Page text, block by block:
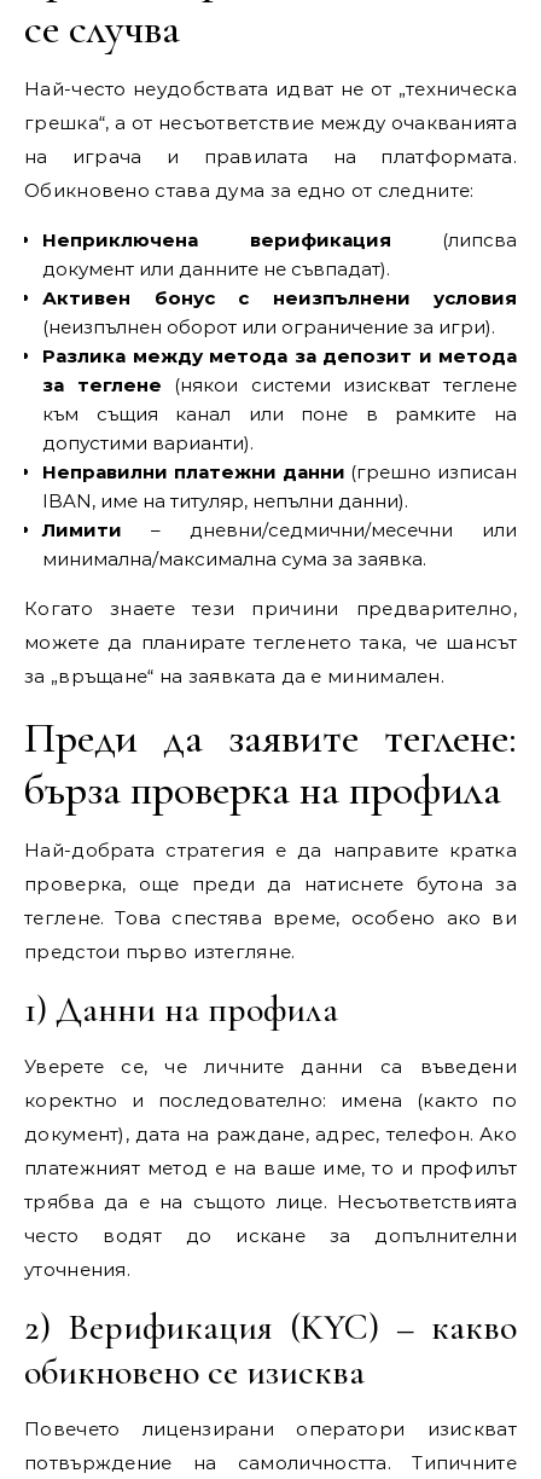
се случва
Най-често неудобствата идват не от „техническа
грешка“, а от несъответствие между очакванията
на играча и правилата на платформата.
Обикновено става дума за едно от следните:
Неприключена верификация (липсва
документ или данните не съвпадат).
Активен бонус с неизпълнени условия
(неизпълнен оборот или ограничение за игри).
Разлика между метода за депозит и метода
за теглене (някои системи изискват теглене
към същия канал или поне в рамките на
допустими варианти).
Неправилни платежни данни (грешно изписан
IBAN, име на титуляр, непълни данни).
Лимити – дневни/седмични/месечни или
минимална/максимална сума за заявка.
Когато знаете тези причини предварително,
можете да планирате тегленето така, че шансът
за „връщане“ на заявката да е минимален.
Преди да заявите теглене:
бърза проверка на профила
Най-добрата стратегия е да направите кратка
проверка, още преди да натиснете бутона за
теглене. Това спестява време, особено ако ви
предстои първо изтегляне.
1) Данни на профила
Уверете се, че личните данни са въведени
коректно и последователно: имена (както по
документ), дата на раждане, адрес, телефон. Ако
платежният метод е на ваше име, то и профилът
трябва да е на същото лице. Несъответствията
често водят до искане за допълнителни
уточнения.
2) Верификация (KYC) – какво
обикновено се изисква
Повечето лицензирани оператори изискват
потвърждение на самоличността. Типичните